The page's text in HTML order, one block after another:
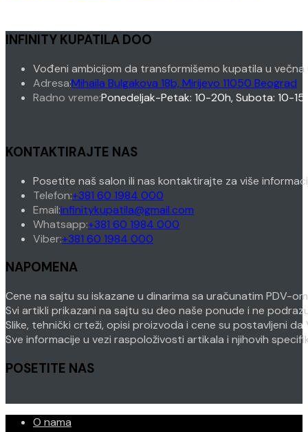
INFINITY KUPATILA DOO
Vođeni ambicijom da transformišemo kupatila u večna
Adresa:Mihaila Bulgakova 18b, Mirijevo 11050 Beograd
Radno vreme:Ponedeljak-Petak: 10-20h, Subota: 10-
KONTAKTIRAJTE NAS
Posetite naš salon ili nas kontaktirajte za više
Telefon:+381 60 1984 000
in
your
Email:infinitykupatila@gmail.com
Whatsapp:+381 60 1984 000
Viber:+381 60 1984 000
NAPOMENA
Cene na sajtu su iskazane u dinarima sa uračunatim PDV-
Svi artikli prikazani na sajtu su deo naše ponude i ne
Slike, tehnički crteži, opisi proizvoda i cene su postavljeni
Sve informacije u vezi raspoloživosti artikala i njihovih
POSETITE NAS
O nama